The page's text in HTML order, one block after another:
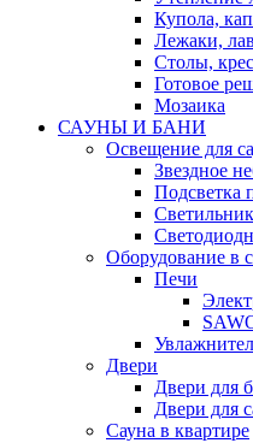
Купола,
Лежаки,
Столы,
Готовое
Мозаика
САУНЫ И БАНИ
Освещение для
Звездное
Подсветка
Оборудование в
Печи
Двери
Двери для
Двери для
Сауна в квартире